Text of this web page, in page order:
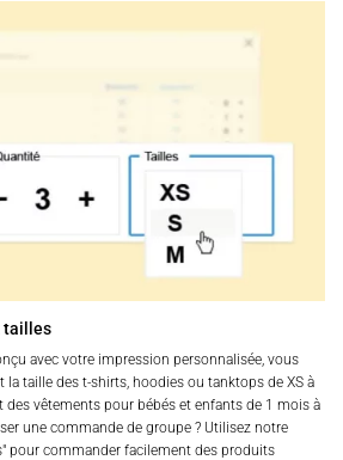
tailles
avec votre impression personnalisée, vous
taille des t-shirts, hoodies ou tanktops de XS à
des vêtements pour bébés et enfants de 1 mois à
une commande de groupe ? Utilisez notre
pour commander facilement des produits